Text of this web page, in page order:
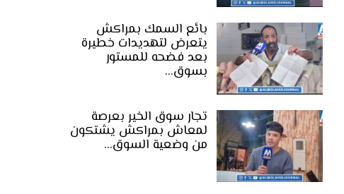
بائع السمك بمراكش
يتعرض لتهديدات خطيرة
بعد فضحه للمستور
بسوق…
تجار سوق الخير بعرصة
لمعاش بمراكش يشتكون
من وضعية السوق…